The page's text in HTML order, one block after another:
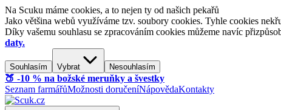
Na Scuku máme cookies, a to nejen ty od našich pekařů
Jako většina webů využíváme tzv. soubory cookies. Tyhle cookies
Díky vašemu souhlasu se zpracováním cookies můžeme navíc
daty.
Souhlasím Vybrat Nesouhlasím
🍑​ -10 % na božské meruňky a švestky
Seznam farmářůMožnosti doručeníNápovědaKontakty